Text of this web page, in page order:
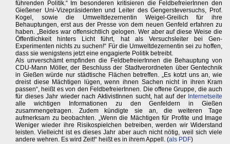
führenden Politik.“ Im besonderen kritisieren die FeldbefreierInnen den
Gießener Uni-Vizepräsidenten und Leiter des Gengersteversuchs, Prof.
Kogel, sowie die Umweltdezernentin Weigel-Greilich für ihre
Behauptungen, erst aus der Presse von dem neuen Genfeld erfahren zu
haben. „Beides war offensichtlich gelogen. Wer aber auf diese Weise die
Öffentlichkeit hinters Licht führt, hat als Versuchsleiter bei Gen-
Experimenten nichts zu suchen!“ Für die Umweltdezernentin sei zu hoffen,
dass sie wenigstens jetzt eine engagierte Politik betreibt.
Als unverschämt empfinden die FeldbefreierInnen die Behauptung von
CDU-Mann Möller, der Beschluss der Stadtverordneten über Gentechnik
in Gießen würde nur städtische Flächen betreffen. „Es kotzt uns an, wie
dreist diese Mächtigen lügen, wenn ihnen Sachen nicht in ihren Kram
passen“, heißt es von den FeldbefreierInnen. Die offene Gruppe, die auch
für dieses Jahr wieder nach AktivistInnen sucht, hat auf der Internetseite
alle wichtigen Informationen zu den Genfeldern in Gießen
zusammengetragen. Zudem kündigte sie an, die weiteren Tage
aufmerksam zu beobachten. „Wenn die Mächtigen für Profite und Image
Weniger wieder ihre Risikospielchen betreiben, werden wir Widerstand
leisten. Vielleicht ist es dieses Jahr aber auch nicht nötig, weil sich viele
andere wehren. Es wird Zeit!“ heißt es in ihrem Appell. (als PDF)